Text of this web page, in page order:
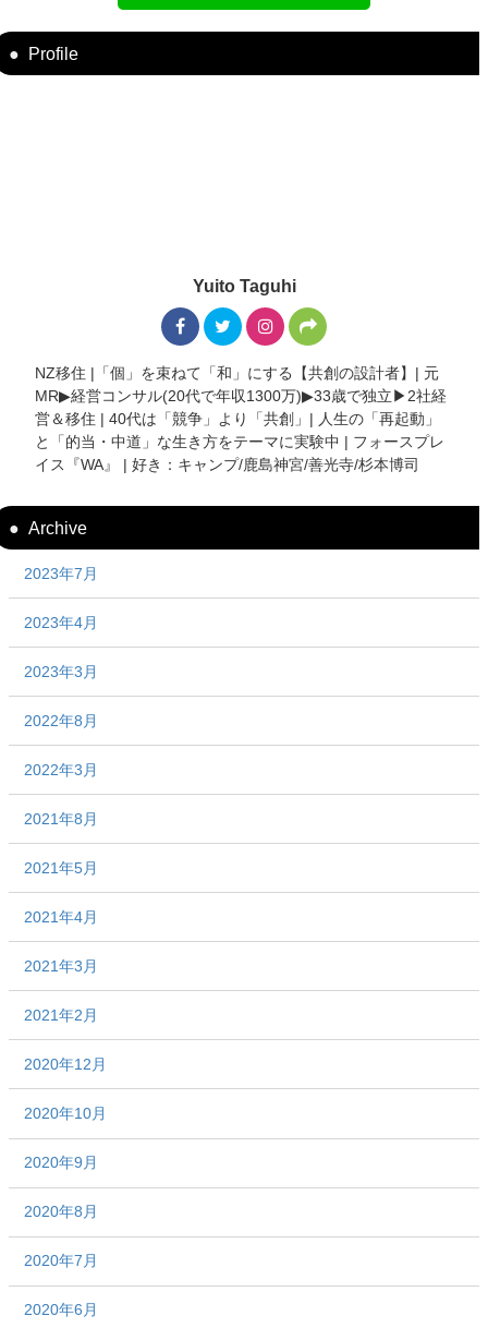
Profile
Yuito Taguhi
NZ移住 |「個」を束ねて「和」にする【共創の設計者】| 元
MR▶︎経営コンサル(20代で年収1300万)▶︎33歳で独立▶︎2社経
営＆移住 | 40代は「競争」より「共創」| 人生の「再起動」
と「的当・中道」な生き方をテーマに実験中 | フォースプレ
イス『WA』 | 好き：キャンプ/鹿島神宮/善光寺/杉本博司
Archive
2023年7月
2023年4月
2023年3月
2022年8月
2022年3月
2021年8月
2021年5月
2021年4月
2021年3月
2021年2月
2020年12月
2020年10月
2020年9月
2020年8月
2020年7月
2020年6月